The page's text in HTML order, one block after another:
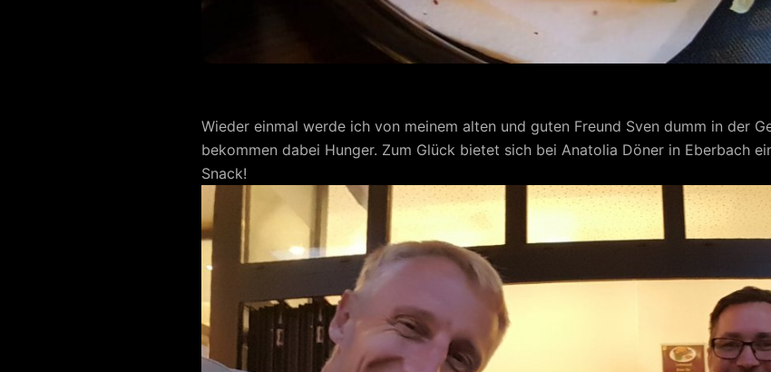
Wieder einmal werde ich von meinem alten und guten Freund Sven dumm in der
bekommen dabei Hunger. Zum Glück bietet sich bei Anatolia Döner in Eberbach
Snack!